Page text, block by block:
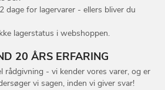
dage for lagervarer - ellers bliver du
lagerstatus i webshoppen.
20 ÅRS ERFARING
rådgivning - vi kender vores varer, og er
vi sagen, inden vi giver svar!